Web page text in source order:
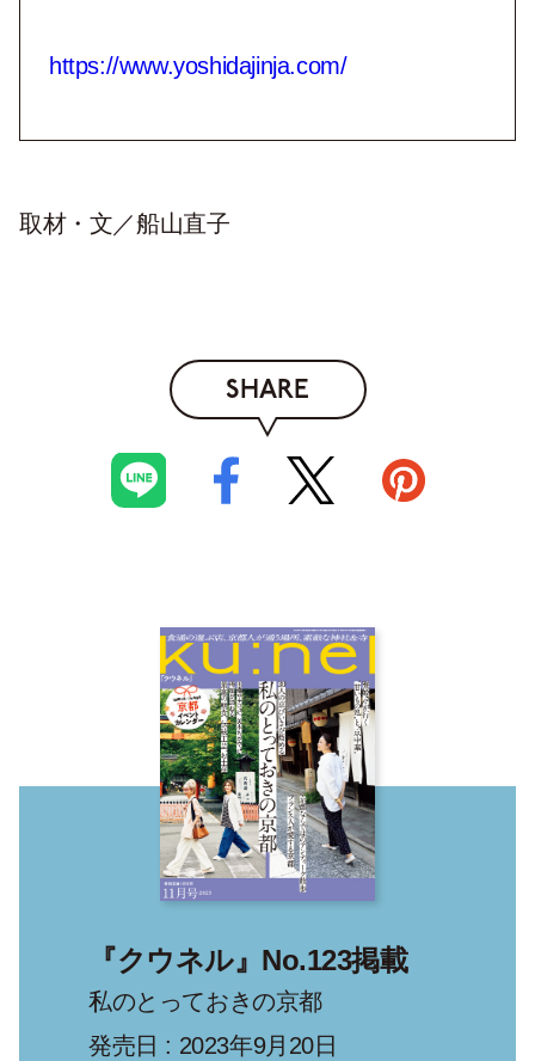
https://www.yoshidajinja.com/
取材・文／船山直子
SHARE
『クウネル』No.123掲載
私のとっておきの京都
発売日 : 2023年9月20日